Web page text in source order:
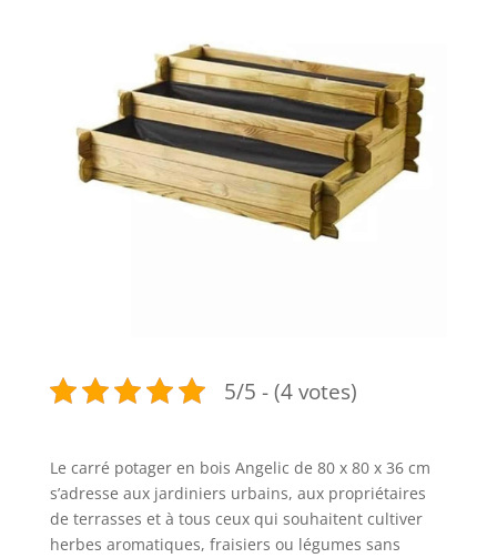
5/5 - (4 votes)
Le carré potager en bois Angelic de 80 x 80 x 36 cm
s’adresse aux jardiniers urbains, aux propriétaires
de terrasses et à tous ceux qui souhaitent cultiver
herbes aromatiques, fraisiers ou légumes sans